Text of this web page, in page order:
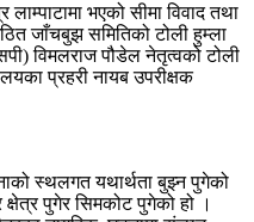
भएको सीमा विवाद तथा
जाँचबुझ समितिको टोली हुम्ला
विमलराज पौडेल नेतृत्वको टोली
प्रहरी नायब उपरीक्षक
स्थलगत यथार्थता बुझ्न पुगेको
क्षेत्र पुगेर सिमकोट पुगेको हो ।